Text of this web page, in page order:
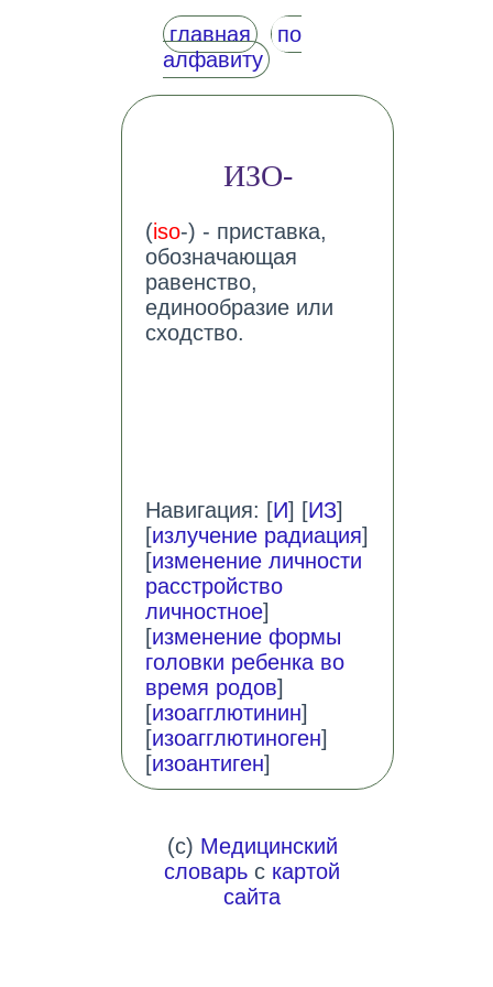
главная
по
алфавиту
ИЗО-
(iso-) - приставка,
обозначающая
равенство,
единообразие или
сходство.
Навигация: [И] [ИЗ]
[излучение радиация]
[изменение личности
расстройство
личностное]
[изменение формы
головки ребенка во
время родов]
[изоагглютинин]
[изоагглютиноген]
[изоантиген]
(c) Медицинский
словарь с картой
сайта